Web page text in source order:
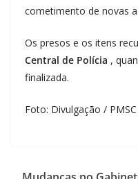
cometimento de novas
Os presos e os itens
Central de Polícia ,
finalizada.
Foto: Divulgação / PMSC